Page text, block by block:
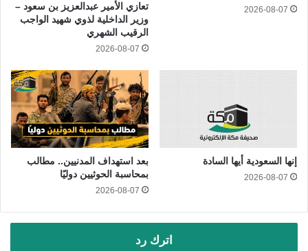
2026-08-07
تعازي الأمير عبدالعزيز بن سعود –
وزير الداخلية لذوي شهيد الواجب
الرقيب الشهري
2026-08-07
إنها السعودية أيها السادة
2026-08-07
بعد استهداف المدنيين.. مطالب
بمحاسبة الحوثيين دوليًا
2026-08-07
اترك رد